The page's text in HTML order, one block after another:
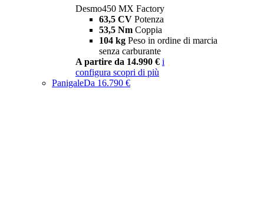
Desmo450 MX Factory
63,5 CV Potenza
53,5 Nm Coppia
104 kg Peso in ordine di marcia
senza carburante
A partire da 14.990 € i
configura scopri di più
PanigaleDa 16.790 €